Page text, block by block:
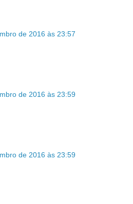
de 2016 às 23:57
de 2016 às 23:59
de 2016 às 23:59